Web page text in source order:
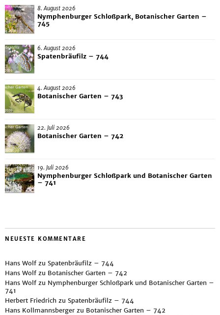
8. August 2026
Nymphenburger Schloßpark, Botanischer Garten –
745
6. August 2026
Spatenbräufilz – 744
4. August 2026
Botanischer Garten – 743
22. Juli 2026
Botanischer Garten – 742
19. Juli 2026
Nymphenburger Schloßpark und Botanischer Garten
– 741
NEUESTE KOMMENTARE
Hans Wolf zu Spatenbräufilz – 744
Hans Wolf zu Botanischer Garten – 742
Hans Wolf zu Nymphenburger Schloßpark und Botanischer Garten –
741
Herbert Friedrich zu Spatenbräufilz – 744
Hans Kollmannsberger zu Botanischer Garten – 742